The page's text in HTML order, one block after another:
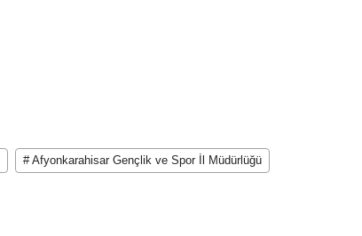
# Afyonkarahisar Gençlik ve Spor İl Müdürlüğü